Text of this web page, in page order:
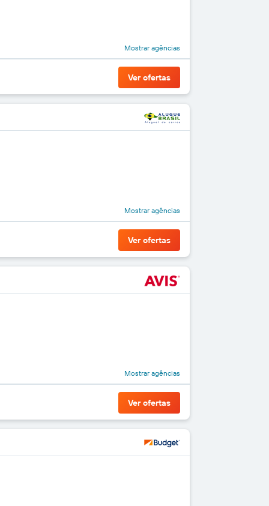
Mostrar agências
Ver ofertas
Mostrar agências
Ver ofertas
Mostrar agências
Ver ofertas